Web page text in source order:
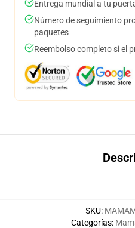
Entrega mundial a tu
Número de seguimiento
paquetes
Reembolso completo si el
SKU:
Categorías: